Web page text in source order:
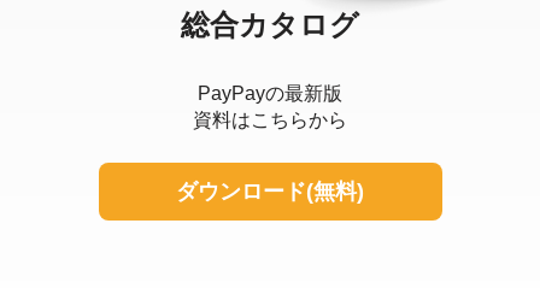
総合カタログ
PayPayの最新版
資料はこちらから
ダウンロード(無料)